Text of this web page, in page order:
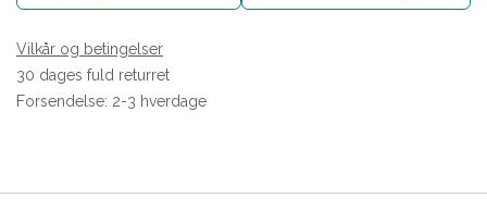
Vilkår og betingelser
30 dages fuld returret
Forsendelse: 2-3 hverdage